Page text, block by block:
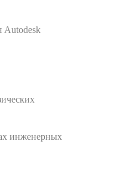
Autodesk
инженерных